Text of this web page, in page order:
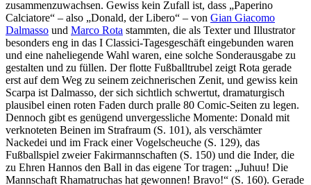
zusammenzuwachsen. Gewiss kein Zufall ist, dass „Paperino
Calciatore“ – also „Donald, der Libero“ – von Gian Giacomo
Dalmasso und Marco Rota stammten, die als Texter und Illustrator
besonders eng in das I Classici-Tagesgeschäft eingebunden waren
und eine naheliegende Wahl waren, eine solche Sonderausgabe zu
gestalten und zu füllen. Der flotte Fußballtrubel zeigt Rota gerade
erst auf dem Weg zu seinem zeichnerischen Zenit, und gewiss kein
Scarpa ist Dalmasso, der sich sichtlich schwertut, dramaturgisch
plausibel einen roten Faden durch pralle 80 Comic-Seiten zu legen.
Dennoch gibt es genügend unvergessliche Momente: Donald mit
verknoteten Beinen im Strafraum (S. 101), als verschämter
Nackedei und im Frack einer Vogelscheuche (S. 129), das
Fußballspiel zweier Fakirmannschaften (S. 150) und die Inder, die
zu Ehren Hannos den Ball in das eigene Tor tragen: „Juhuu! Die
Mannschaft Rhamatruchas hat gewonnen! Bravo!“ (S. 160). Gerade